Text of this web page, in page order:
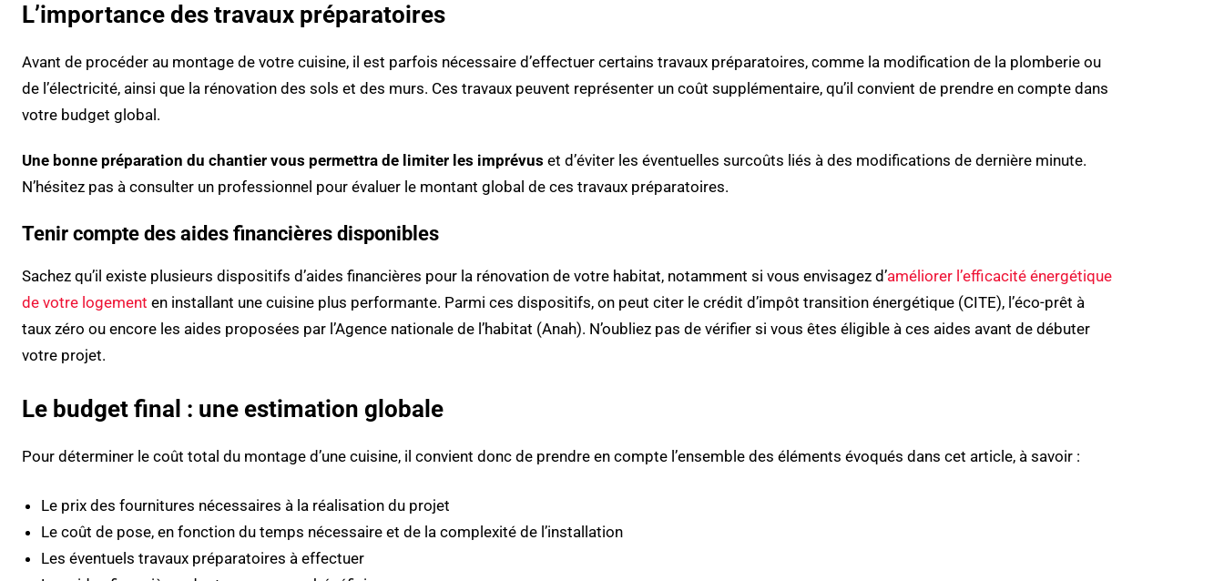
L’importance des travaux préparatoires
Avant de procéder au montage de votre cuisine, il est parfois nécessaire d’effectuer certains travaux préparatoires, comme la modification de la plomberie ou
de l’électricité, ainsi que la rénovation des sols et des murs. Ces travaux peuvent représenter un coût supplémentaire, qu’il convient de prendre en compte dans
votre budget global.
Une bonne préparation du chantier vous permettra de limiter les imprévus et d’éviter les éventuelles surcoûts liés à des modifications de dernière minute.
N’hésitez pas à consulter un professionnel pour évaluer le montant global de ces travaux préparatoires.
Tenir compte des aides financières disponibles
Sachez qu’il existe plusieurs dispositifs d’aides financières pour la rénovation de votre habitat, notamment si vous envisagez d’améliorer l’efficacité énergétique
de votre logement en installant une cuisine plus performante. Parmi ces dispositifs, on peut citer le crédit d’impôt transition énergétique (CITE), l’éco-prêt à
taux zéro ou encore les aides proposées par l’Agence nationale de l’habitat (Anah). N’oubliez pas de vérifier si vous êtes éligible à ces aides avant de débuter
votre projet.
Le budget final : une estimation globale
Pour déterminer le coût total du montage d’une cuisine, il convient donc de prendre en compte l’ensemble des éléments évoqués dans cet article, à savoir :
Le prix des fournitures nécessaires à la réalisation du projet
Le coût de pose, en fonction du temps nécessaire et de la complexité de l’installation
Les éventuels travaux préparatoires à effectuer